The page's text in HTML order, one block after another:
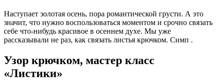
Наступает золотая осень, пора романтической грусти. А это
значит, что нужно воспользоваться моментом и срочно связать
себе что-нибудь красивое в осеннем духе. Мы уже
рассказывали не раз, как связать листья крючком. Симп .
Узор крючком, мастер класс
«Листики»